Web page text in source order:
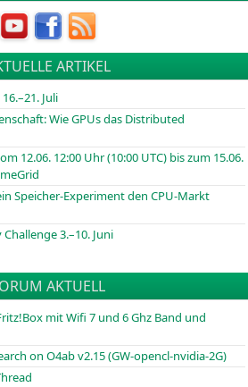
ARTIKEL
Juli
Wie GPUs das Distributed
12.06. 12:00 Uhr (10:00 UTC) bis zum 15.06.
Speicher-Experiment den CPU-Markt
3.–10. Juni
AKTUELL
mit Wifi 7 und 6 Ghz Band und
on O4ab v2.15 (GW-opencl-nvidia-2G)